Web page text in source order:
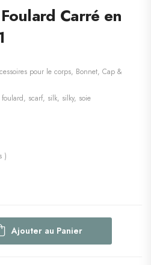
Carré en
pour le corps, Bonnet, Cap &
foulard, scarf, silk, silky, soie
)
Ajouter au Panier